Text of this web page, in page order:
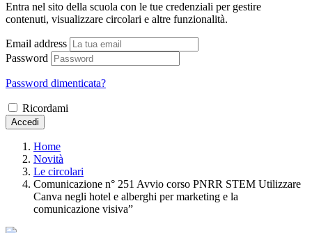
Entra nel sito della scuola con le tue credenziali per gestire
contenuti, visualizzare circolari e altre funzionalità.
Email address
Password
Password dimenticata?
Ricordami
Accedi
Home
Novità
Le circolari
Comunicazione n° 251 Avvio corso PNRR STEM Utilizzare
Canva negli hotel e alberghi per marketing e la
comunicazione visiva”